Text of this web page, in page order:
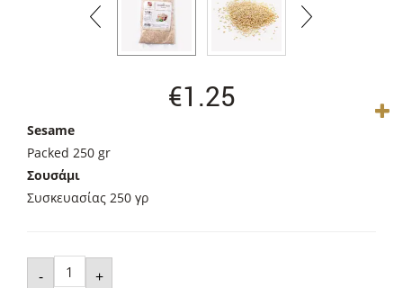
€1.25
Sesame
Packed 250 gr
Σουσάμι
Συσκευασίας 250 γρ
-
Sesame
quantity
+